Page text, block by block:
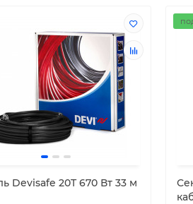
Devisafe 20T 670 Вт 33 м